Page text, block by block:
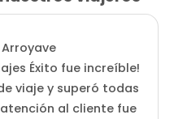
Éxito fue increíble!
viaje y superó todas
al cliente fue